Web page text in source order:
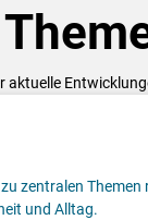
aktuelle
zentralen Themen
und Alltag.